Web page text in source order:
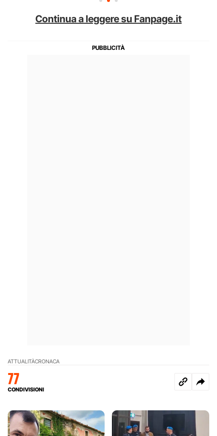
Continua a leggere su Fanpage.it
ATTUALITÀCRONACA
77
CONDIVISIONI